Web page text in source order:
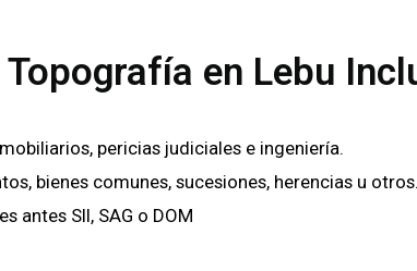
en Lebu
pericias judiciales e ingeniería.
bienes comunes, sucesiones, herencias u otros.
antes SII, SAG o DOM